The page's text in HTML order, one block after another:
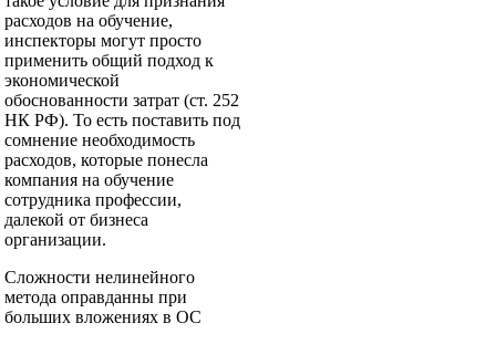
расходов на обучение,
инспекторы могут просто
применить общий подход к
экономической
обоснованности затрат (ст. 252
НК РФ). То есть поставить под
сомнение необходимость
расходов, которые понесла
компания на обучение
сотрудника профессии,
далекой от бизнеса
организации.
Сложности нелинейного
метода оправданны при
больших вложениях в ОС